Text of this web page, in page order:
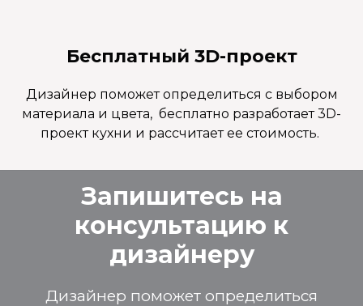
Бесплатный 3D-проект
Дизайнер поможет определиться с выбором
материала и цвета, бесплатно разработает 3D-
проект кухни и рассчитает ее стоимость.
Запишитесь на
консультацию к
дизайнеру
Дизайнер поможет определиться